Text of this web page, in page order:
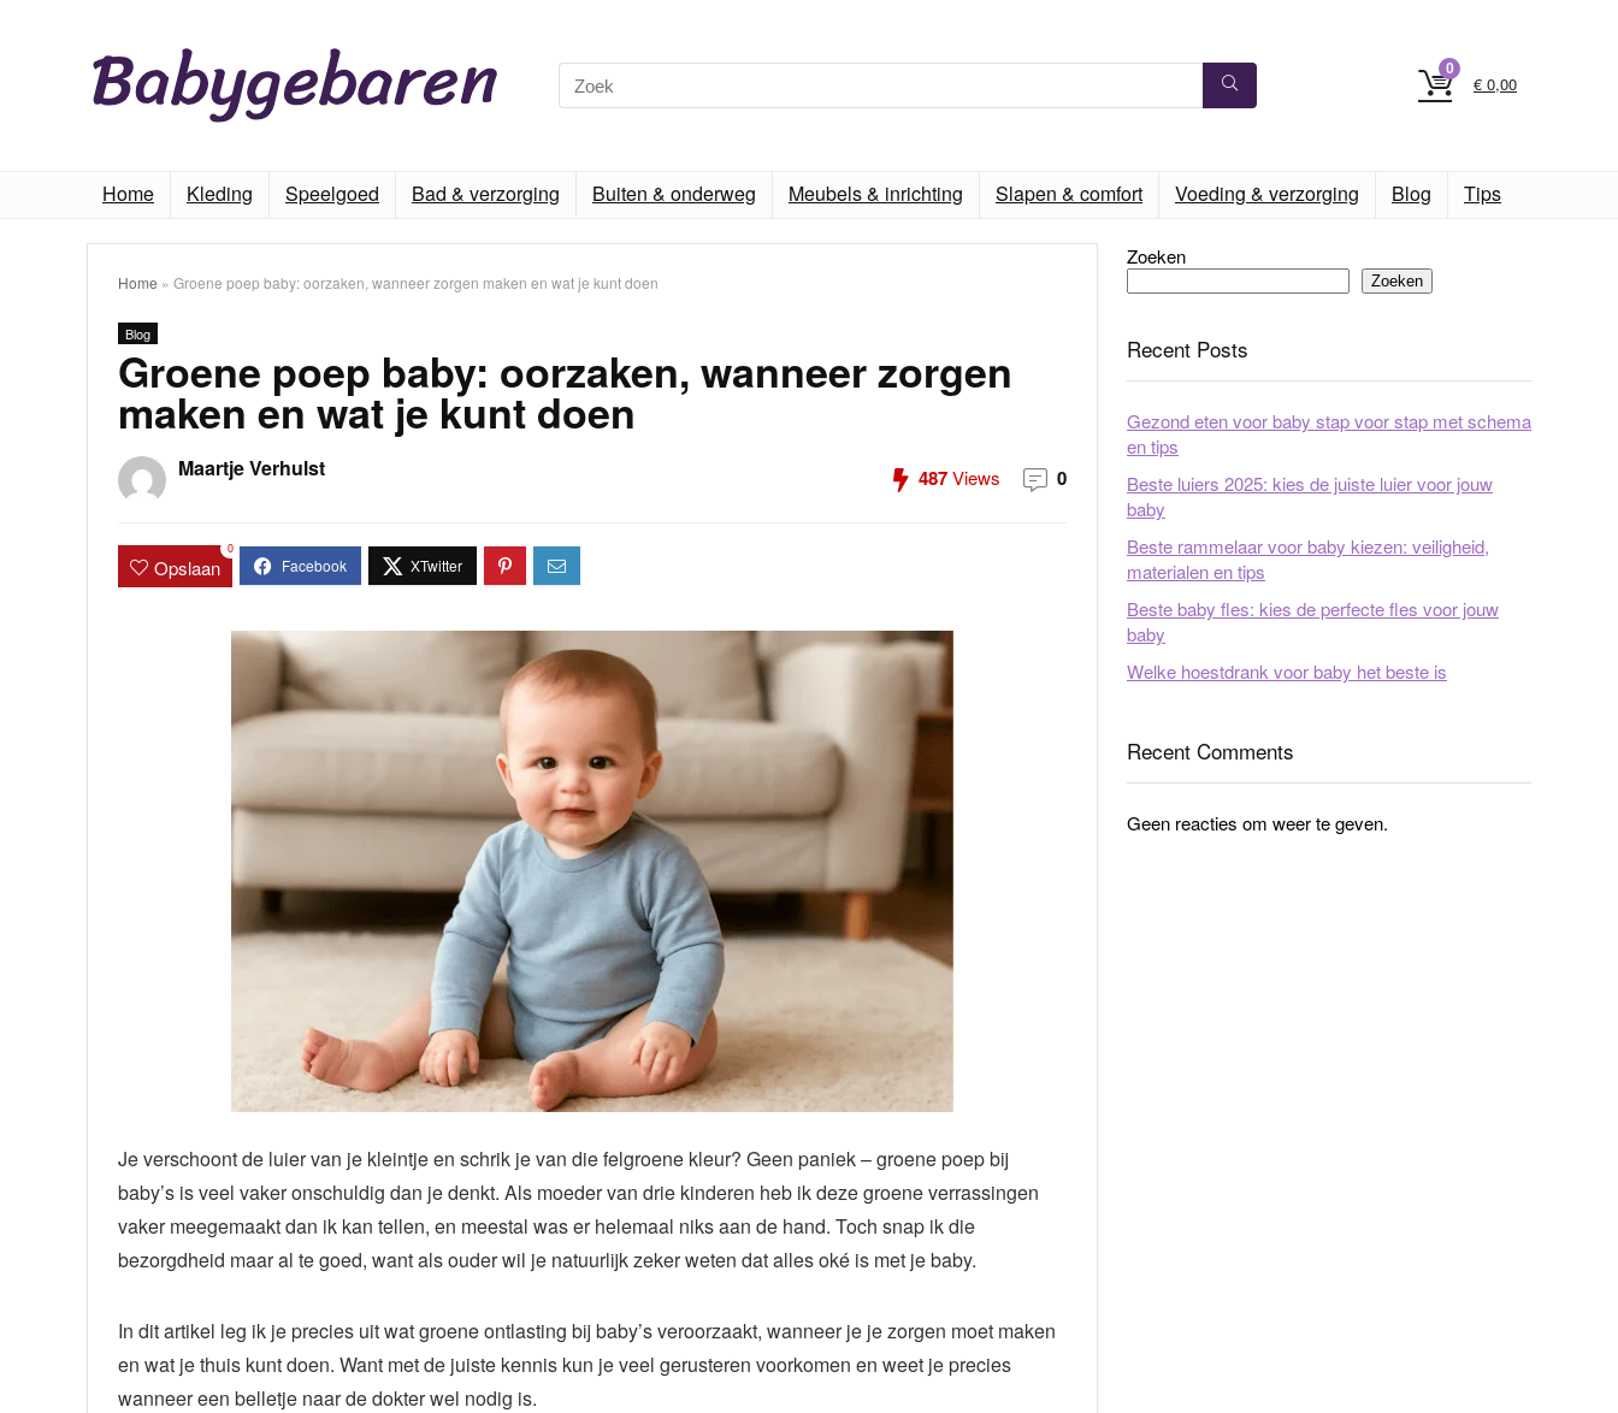
0
€ 0,00
Home Kleding Speelgoed Bad & verzorging Buiten & onderweg Meubels & inrichting Slapen & comfort Voeding & verzorging Blog Tips
Home » Groene poep baby: oorzaken, wanneer zorgen maken en wat je kunt doen
Blog
Groene poep baby: oorzaken, wanneer zorgen
maken en wat je kunt doen
Maartje Verhulst 487Views 0
Opslaan
0
Je verschoont de luier van je kleintje en schrik je van die felgroene kleur? Geen paniek – groene poep bij
baby’s is veel vaker onschuldig dan je denkt. Als moeder van drie kinderen heb ik deze groene verrassingen
vaker meegemaakt dan ik kan tellen, en meestal was er helemaal niks aan de hand. Toch snap ik die
bezorgdheid maar al te goed, want als ouder wil je natuurlijk zeker weten dat alles oké is met je baby.
In dit artikel leg ik je precies uit wat groene ontlasting bij baby’s veroorzaakt, wanneer je je zorgen moet maken
en wat je thuis kunt doen. Want met de juiste kennis kun je veel gerusteren voorkomen en weet je precies
wanneer een belletje naar de dokter wel nodig is.
Zoeken
Zoeken
Recent Posts
Gezond eten voor baby stap voor stap met schema
en tips
Beste luiers 2025: kies de juiste luier voor jouw
baby
Beste rammelaar voor baby kiezen: veiligheid,
materialen en tips
Beste baby fles: kies de perfecte fles voor jouw
baby
Welke hoestdrank voor baby het beste is
Recent Comments
Geen reacties om weer te geven.